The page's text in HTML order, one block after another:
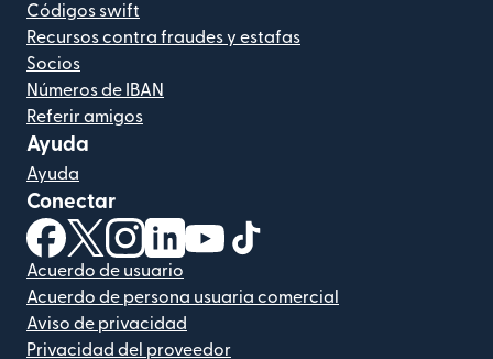
Códigos swift
Recursos contra fraudes y estafas
Socios
Números de IBAN
Referir amigos
Ayuda
Ayuda
Conectar
(se abre en una ventana nueva)
(se abre en una ventana nueva)
(se abre en una ventana nueva)
(se abre en una ventana nueva)
(se abre en una ventana nueva)
Acuerdo de usuario
Acuerdo de persona usuaria comercial
Aviso de privacidad
Privacidad del proveedor